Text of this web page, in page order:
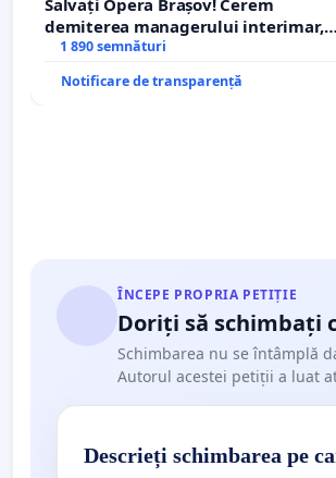
demiterea managerului interimar,
Petrean Lucian-Marius!
1 890 semnături
Notificare de transparență
ÎNCEPE PROPRIA PETIȚIE
Doriți să schimbați
Schimbarea nu se întâmplă
Autorul acestei petiții a luat
Descrieți schimbarea pe